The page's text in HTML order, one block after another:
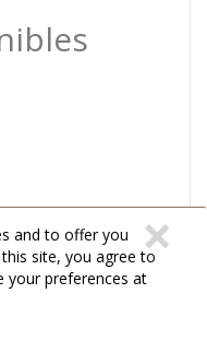
×
and to offer you
site, you agree to
your preferences at